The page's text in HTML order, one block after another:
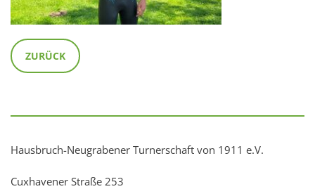
ZURÜCK
Hausbruch-Neugrabener Turnerschaft von 1911 e.V.
Cuxhavener Straße 253